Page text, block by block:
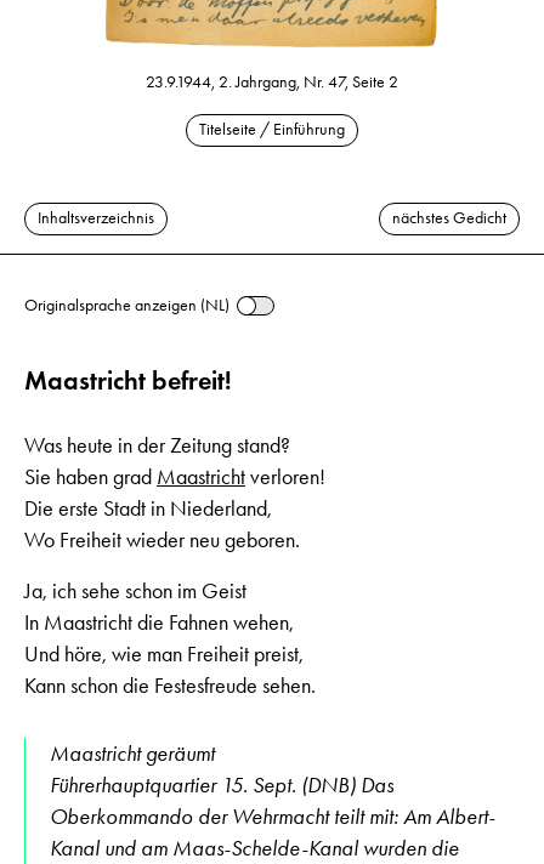
23.9.1944, 2. Jahrgang, Nr. 47, Seite 2
Titelseite / Einführung
Inhaltsverzeichnis nächstes Gedicht
Originalsprache anzeigen (NL)
Maastricht befreit!
Was heute in der Zeitung stand?
Sie haben grad Maastrichtverloren!
Die erste Stadt in Niederland,
Wo Freiheit wieder neu geboren.
Ja, ich sehe schon im Geist
In Maastricht die Fahnen wehen,
Und höre, wie man Freiheit preist,
Kann schon die Festesfreude sehen.
Maastricht geräumt
Führerhauptquartier 15. Sept. (DNB) Das
Oberkommando der Wehrmacht teilt mit: Am Albert-
Kanal und am Maas-Schelde-Kanal wurden die